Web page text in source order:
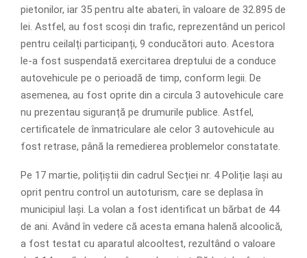
pietonilor, iar 35 pentru alte abateri, în valoare de 32.895 de
lei. Astfel, au fost scoși din trafic, reprezentând un pericol
pentru ceilalți participanți, 9 conducători auto. Acestora
le-a fost suspendată exercitarea dreptului de a conduce
autovehicule pe o perioadă de timp, conform legii. De
asemenea, au fost oprite din a circula 3 autovehicule care
nu prezentau siguranță pe drumurile publice. Astfel,
certificatele de înmatriculare ale celor 3 autovehicule au
fost retrase, până la remedierea problemelor constatate.
Pe 17 martie, polițiștii din cadrul Secției nr. 4 Poliție Iași au
oprit pentru control un autoturism, care se deplasa în
municipiul Iași. La volan a fost identificat un bărbat de 44
de ani. Având în vedere că acesta emana halenă alcoolică,
a fost testat cu aparatul alcooltest, rezultând o valoare